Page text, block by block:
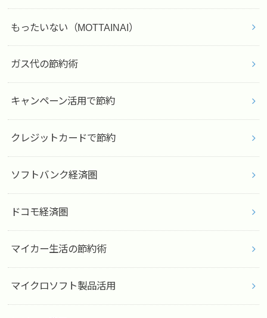
もったいない（MOTTAINAI）
ガス代の節約術
キャンペーン活用で節約
クレジットカードで節約
ソフトバンク経済圏
ドコモ経済圏
マイカー生活の節約術
マイクロソフト製品活用